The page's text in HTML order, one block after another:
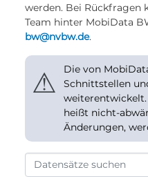
werden. Bei Rückfragen
Team hinter MobiData
bw@nvbw.de.
⚠
Die von
Schnittstellen
weiterentwickelt.
heißt nicht-
Änderungen,